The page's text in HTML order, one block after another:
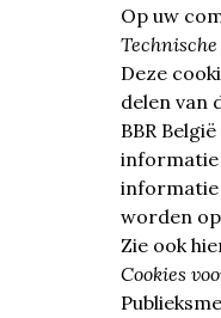
Op uw
Technische
Deze
delen van
BBR
informatie
informatie
worden
Zie ook
Cookies